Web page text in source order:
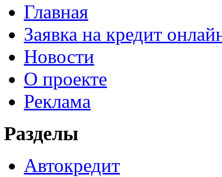
Главная
Заявка на кредит
Новости
О проекте
Реклама
Разделы
Автокредит